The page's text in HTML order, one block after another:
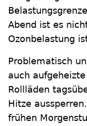
Abend ist es
Ozonbelastung
Problematisch
auch
Rollläden
Hitze
frühen